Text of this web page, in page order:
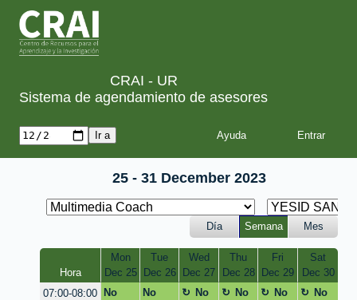
CRAI - UR
Sistema de agendamiento de asesores
Ayuda
25 - 31 December 2023
Día Semana Mes
Hora
Mon
Dec 25
Tue
Dec 26
Wed
Dec 27
Thu
Dec 28
Fri
Dec 29
Sat
Dec 30
07:00-08:00
No
No
No
No
No
No